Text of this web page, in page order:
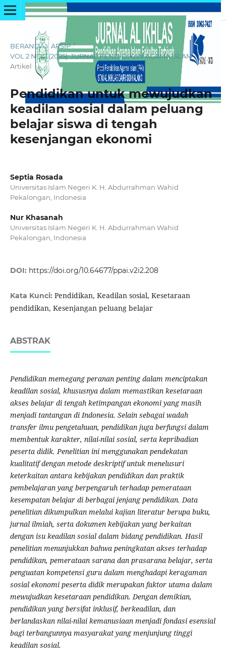
BERANDA / ARSIP /
VOL 2 NO 2 (2025): JURNAL PENDIDIKAN AGAMA ISLAM /
Artikel
Pendidikan untuk mewujudkan
keadilan sosial dalam peluang
belajar siswa di tengah
kesenjangan ekonomi
Septia Rosada
Universitas Islam Negeri K. H. Abdurrahman Wahid
Pekalongan, Indonesia
Nur Khasanah
Universitas Islam Negeri K. H. Abdurrahman Wahid
Pekalongan, Indonesia
DOI: https://doi.org/10.64677/ppai.v2i2.208
Kata Kunci: Pendidikan, Keadilan sosial, Kesetaraan
pendidikan, Kesenjangan peluang belajar
ABSTRAK
Pendidikan memegang peranan penting dalam menciptakan
keadilan sosial, khususnya dalam memastikan kesetaraan
akses belajar di tengah ketimpangan ekonomi yang masih
menjadi tantangan di Indonesia. Selain sebagai wadah
transfer ilmu pengetahuan, pendidikan juga berfungsi dalam
membentuk karakter, nilai-nilai sosial, serta kepribadian
peserta didik. Penelitian ini menggunakan pendekatan
kualitatif dengan metode deskriptif untuk menelusuri
keterkaitan antara kebijakan pendidikan dan praktik
pembelajaran yang berpengaruh terhadap pemerataan
kesempatan belajar di berbagai jenjang pendidikan. Data
penelitian dikumpulkan melalui kajian literatur berupa buku,
jurnal ilmiah, serta dokumen kebijakan yang berkaitan
dengan isu keadilan sosial dalam bidang pendidikan. Hasil
penelitian menunjukkan bahwa peningkatan akses terhadap
pendidikan, pemerataan sarana dan prasarana belajar, serta
penguatan kompetensi guru dalam menghadapi keragaman
sosial ekonomi peserta didik merupakan faktor utama dalam
mewujudkan kesetaraan pendidikan. Dengan demikian,
pendidikan yang bersifat inklusif, berkeadilan, dan
berlandaskan nilai-nilai kemanusiaan menjadi fondasi esensial
bagi terbangunnya masyarakat yang menjunjung tinggi
keadilan sosial.